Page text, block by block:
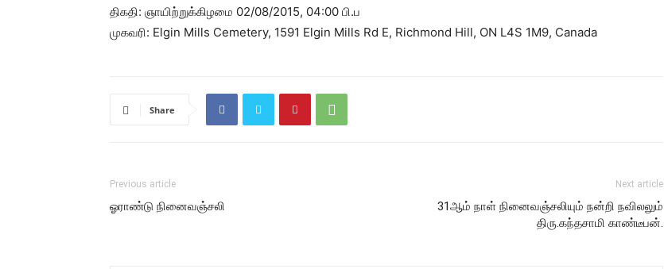
திகதி: ஞாயிற்றுக்கிழமை 02/08/2015, 04:00 பி.ப
முகவரி: Elgin Mills Cemetery, 1591 Elgin Mills Rd E, Richmond Hill, ON L4S 1M9, Canada
Share
Previous article
ஓராண்டு நினைவஞ்சலி
Next article
31ஆம் நாள் நினைவஞ்சலியும் நன்றி நவிலலும்
திரு.கந்தசாமி காண்டீபன்.